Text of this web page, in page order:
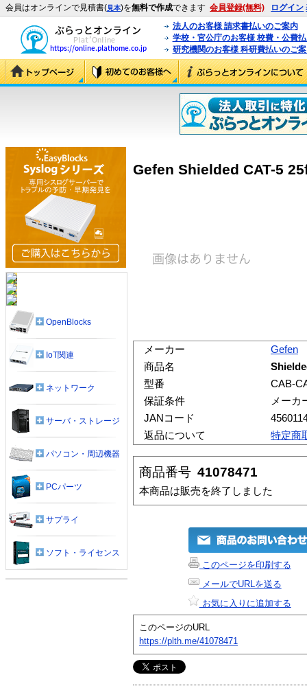
会員はオンラインで見積書(見本)を無料で作成できます 会員登録(無料) ログイン
法人のお客様 請求書払いのご案内
学校・官公庁のお客様 校費・公費
研究機関のお客様 科研費払いのご
Gefen Shielded CAT-5
メーカー
Gefen
商品名
型番
CAB-
保証条件
メーカ
JANコード
返品について
特定商
商品番号 41078471
本商品は販売を終了しました
このページを印刷する
メールでURLを送る
お気に入りに追加する
このページのURL
https://plth.me/41078471
OpenBlocks
IoT関連
ネットワーク
サーバ・ストレージ
パソコン・周辺機器
PCパーツ
サプライ
ソフト・ライセンス